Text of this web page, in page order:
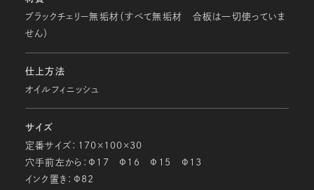
ブラックチェリー無垢材（すべて無垢材 合板は一切使っていま
せん）
仕上方法
オイルフィニッシュ
サイズ
定番サイズ：170×100×30
穴手前左から：Ф17 Ф16 Ф15 Ф13
インク置き：Ф82